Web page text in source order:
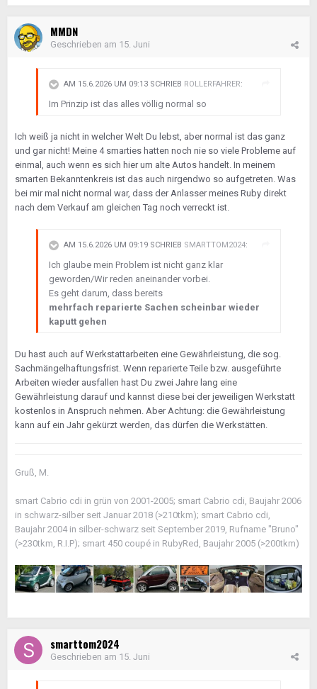
MMDN
Geschrieben am 15. Juni
AM 15.6.2026 UM 09:13 SCHRIEB ROLLERFAHRER:
Im Prinzip ist das alles völlig normal so
Ich weiß ja nicht in welcher Welt Du lebst, aber normal ist das ganz
und gar nicht! Meine 4 smarties hatten noch nie so viele Probleme auf
einmal, auch wenn es sich hier um alte Autos handelt. In meinem
smarten Bekanntenkreis ist das auch nirgendwo so aufgetreten. Was
bei mir mal nicht normal war, dass der Anlasser meines Ruby direkt
nach dem Verkauf am gleichen Tag noch verreckt ist.
AM 15.6.2026 UM 09:19 SCHRIEB SMARTTOM2024:
Ich glaube mein Problem ist nicht ganz klar
geworden/Wir reden aneinander vorbei.
Es geht darum, dass bereits
mehrfach reparierte Sachen scheinbar wieder
kaputt gehen
Du hast auch auf Werkstattarbeiten eine Gewährleistung, die sog.
Sachmängelhaftungsfrist. Wenn reparierte Teile bzw. ausgeführte
Arbeiten wieder ausfallen hast Du zwei Jahre lang eine
Gewährleistung darauf und kannst diese bei der jeweiligen Werkstatt
kostenlos in Anspruch nehmen. Aber Achtung: die Gewährleistung
kann auf ein Jahr gekürzt werden, das dürfen die Werkstätten.
Gruß, M.
smart Cabrio cdi in grün von 2001-2005; smart Cabrio cdi, Baujahr 2006
in schwarz-silber seit Januar 2018 (>210tkm); smart Cabrio cdi,
Baujahr 2004 in silber-schwarz seit September 2019, Rufname "Bruno"
(>230tkm, R.I.P); smart 450 coupé in RubyRed, Baujahr 2005 (>200tkm)
smarttom2024
Geschrieben am 15. Juni